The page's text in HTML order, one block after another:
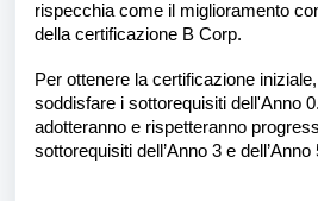
rispecchia come il miglioramento
della certificazione B Corp.
Per ottenere la certificazione
soddisfare i sottorequisiti dell'Anno
adotteranno e rispetteranno
sottorequisiti dell’Anno 3 e dell’Anno